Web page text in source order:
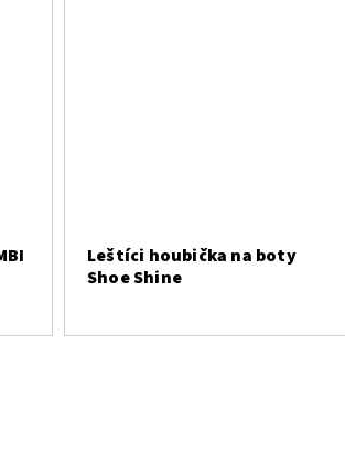
Leštíci houbička na boty
Shoe Shine